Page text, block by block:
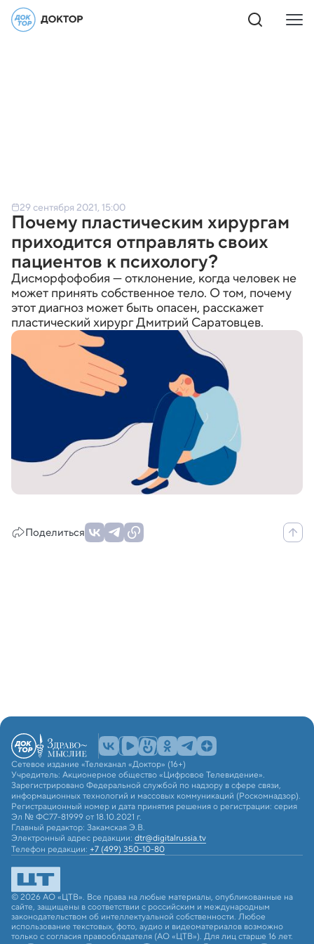
29 сентября 2021, 15:00
Почему пластическим хирургам
приходится отправлять своих
пациентов к психологу?
Дисморфофобия — отклонение, когда человек не
может принять собственное тело. О том, почему
этот диагноз может быть опасен, расскажет
пластический хирург Дмитрий Саратовцев.
Поделиться
Сетевое издание «Телеканал «Доктор» (16+)
Учредитель: Акционерное общество «Цифровое Телевидение».
Зарегистрировано Федеральной службой по надзору в сфере связи,
информационных технологий и массовых коммуникаций (Роскомнадзор).
Регистрационный номер и дата принятия решения о регистрации: серия
Эл № ФС77-81999 от 18.10.2021 г.
Главный редактор: Закамская Э.В.
Электронный адрес редакции: dtr@digitalrussia.tv
Телефон редакции: +7 (499) 350-10-80
© 2026 АО «ЦТВ». Все права на любые материалы, опубликованные на
сайте, защищены в соответствии с российским и международным
законодательством об интеллектуальной собственности. Любое
использование текстовых, фото, аудио и видеоматериалов возможно
только с согласия правообладателя (АО «ЦТВ»). Для лиц старше 16 лет.